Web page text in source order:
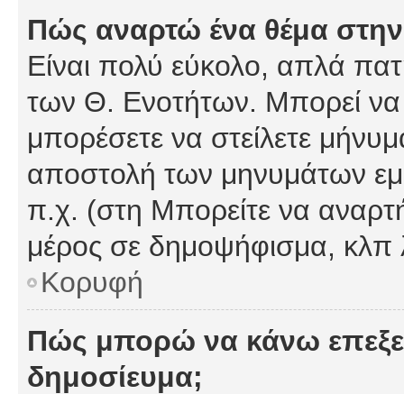
Πώς αναρτώ ένα θέμα
Είναι πολύ εύκολο, απλά
των Θ. Ενοτήτων. Μπορεί να
μπορέσετε να στείλετε
αποστολή των μηνυμάτων
π.χ. (στη Μπορείτε να
μέρος σε δημοψήφισμα, κλπ
Κορυφή
Πώς μπορώ να κάνω
δημοσίευμα;